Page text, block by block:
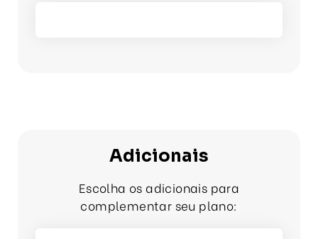
Adicionais
Escolha os adicionais para
complementar seu plano: